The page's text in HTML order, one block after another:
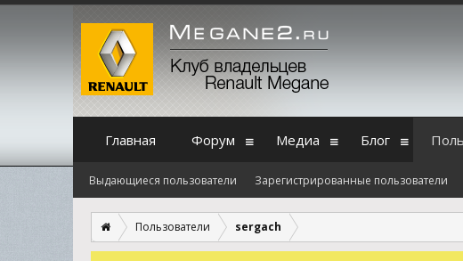
Пользователи sergach
Главная Форум Медиа Блог
Выдающиеся пользователи Зарегистрированные пользователи